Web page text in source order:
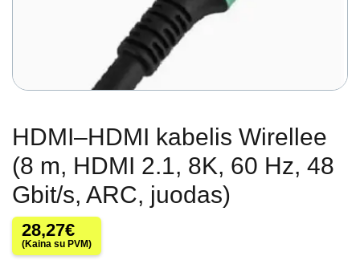
HDMI–HDMI kabelis Wirellee
(8 m, HDMI 2.1, 8K, 60 Hz, 48
Gbit/s, ARC, juodas)
28,27€
(Kaina su PVM)